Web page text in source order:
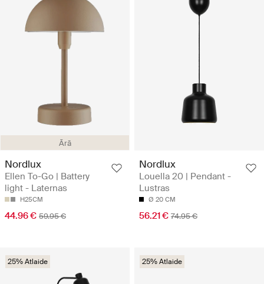
Ārā
Nordlux
Ellen To-Go | Battery
light - Laternas
H25CM
44.96 € 59.95 €
Nordlux
Louella 20 | Pendant -
Lustras
Ø 20 CM
56.21 € 74.95 €
25% Atlaide 25% Atlaide